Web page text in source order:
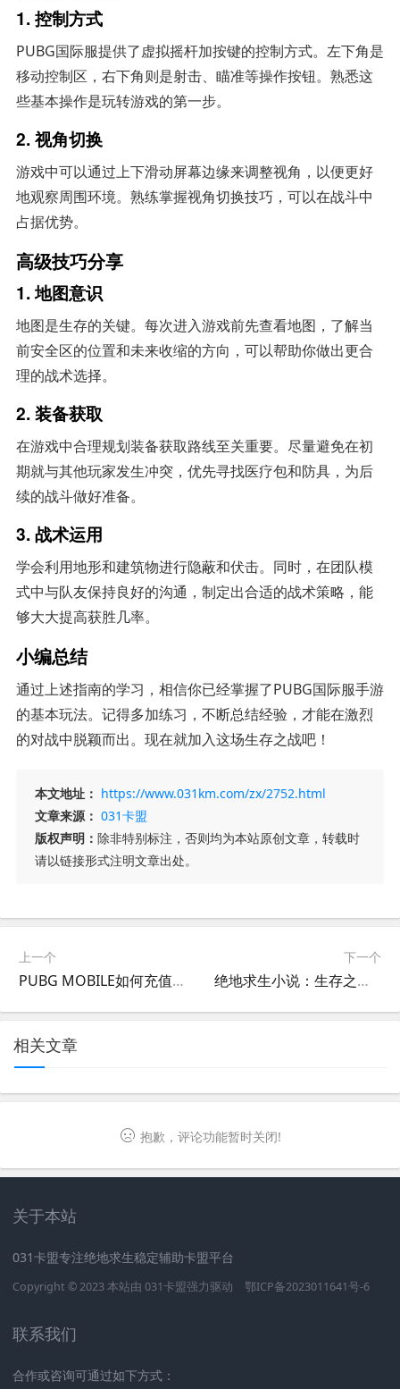
1. 控制方式
PUBG国际服提供了虚拟摇杆加按键的控制方式。左下角是
移动控制区，右下角则是射击、瞄准等操作按钮。熟悉这
些基本操作是玩转游戏的第一步。
2. 视角切换
游戏中可以通过上下滑动屏幕边缘来调整视角，以便更好
地观察周围环境。熟练掌握视角切换技巧，可以在战斗中
占据优势。
高级技巧分享
1. 地图意识
地图是生存的关键。每次进入游戏前先查看地图，了解当
前安全区的位置和未来收缩的方向，可以帮助你做出更合
理的战术选择。
2. 装备获取
在游戏中合理规划装备获取路线至关重要。尽量避免在初
期就与其他玩家发生冲突，优先寻找医疗包和防具，为后
续的战斗做好准备。
3. 战术运用
学会利用地形和建筑物进行隐蔽和伏击。同时，在团队模
式中与队友保持良好的沟通，制定出合适的战术策略，能
够大大提高获胜几率。
小编总结
通过上述指南的学习，相信你已经掌握了PUBG国际服手游
的基本玩法。记得多加练习，不断总结经验，才能在激烈
的对战中脱颖而出。现在就加入这场生存之战吧！
本文地址： https://www.031km.com/zx/2752.html
文章来源： 031卡盟
版权声明： 除非特别标注，否则均为本站原创文章，转载时
请以链接形式注明文章出处。
上一个
PUBG MOBILE如何充值？轻松掌握充值方法-PUBG MOBILE充值教程：一步步教你快速充值
下一个
绝地求生小说：生存之战-绝地求生生存小说
相关文章
抱歉，评论功能暂时关闭!
关于本站
031卡盟专注绝地求生稳定辅助卡盟平台
Copyright © 2023 本站由 031卡盟强力驱动 鄂ICP备2023011641号-6
联系我们
合作或咨询可通过如下方式：